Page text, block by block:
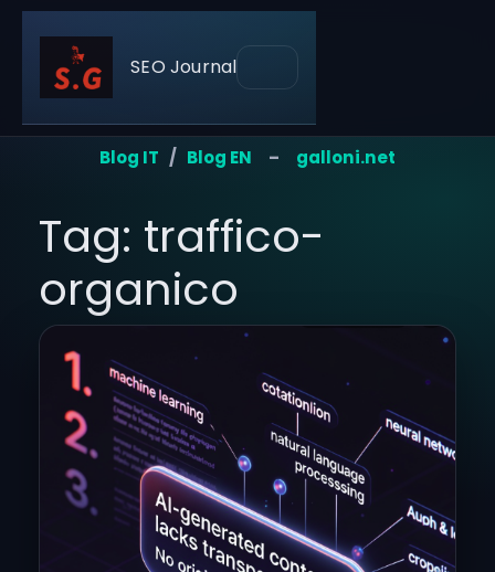
SEO Journal
Blog IT / Blog EN – galloni.net
Tag: traffico-
organico